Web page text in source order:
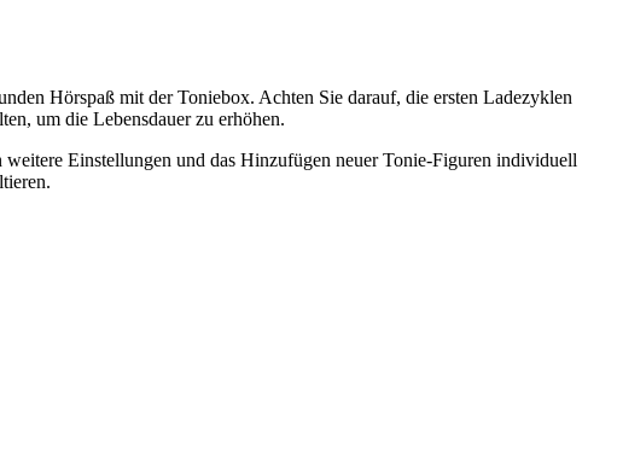
Hörspaß mit der Toniebox. Achten Sie darauf, die ersten Ladezyklen
um die Lebensdauer zu erhöhen.
Einstellungen und das Hinzufügen neuer Tonie-Figuren individuell